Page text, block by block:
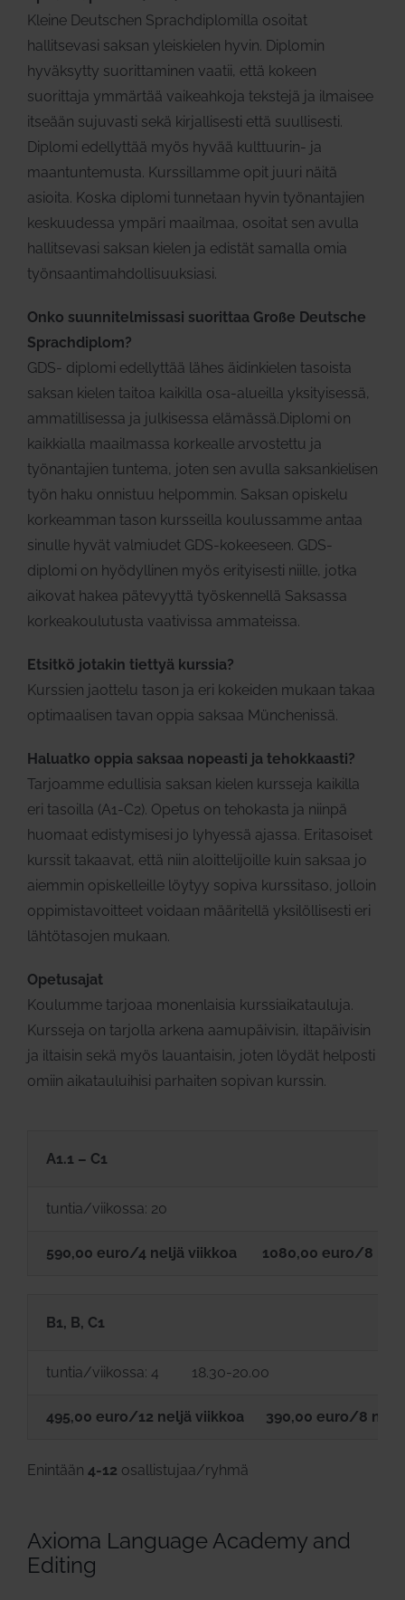
Kleine Deutschen Sprachdiplomilla osoitat
hallitsevasi saksan yleiskielen hyvin. Diplomin
hyväksytty suorittaminen vaatii, että kokeen
suorittaja ymmärtää vaikeahkoja tekstejä ja ilmaisee
itseään sujuvasti sekä kirjallisesti että suullisesti.
Diplomi edellyttää myös hyvää kulttuurin- ja
maantuntemusta. Kurssillamme opit juuri näitä
asioita. Koska diplomi tunnetaan hyvin työnantajien
keskuudessa ympäri maailmaa, osoitat sen avulla
hallitsevasi saksan kielen ja edistät samalla omia
työnsaantimahdollisuuksiasi.
Onko suunnitelmissasi suorittaa Große Deutsche
Sprachdiplom?
GDS- diplomi edellyttää lähes äidinkielen tasoista
saksan kielen taitoa kaikilla osa-alueilla yksityisessä,
ammatillisessa ja julkisessa elämässä.Diplomi on
kaikkialla maailmassa korkealle arvostettu ja
työnantajien tuntema, joten sen avulla saksankielisen
työn haku onnistuu helpommin. Saksan opiskelu
korkeamman tason kursseilla koulussamme antaa
sinulle hyvät valmiudet GDS-kokeeseen. GDS-
diplomi on hyödyllinen myös erityisesti niille, jotka
aikovat hakea pätevyyttä työskennellä Saksassa
korkeakoulutusta vaativissa ammateissa.
Etsitkö jotakin tiettyä kurssia?
Kurssien jaottelu tason ja eri kokeiden mukaan takaa
optimaalisen tavan oppia saksaa Münchenissä.
Haluatko oppia saksaa nopeasti ja tehokkaasti?
Tarjoamme edullisia saksan kielen kursseja kaikilla
eri tasoilla (A1-C2). Opetus on tehokasta ja niinpä
huomaat edistymisesi jo lyhyessä ajassa. Eritasoiset
kurssit takaavat, että niin aloittelijoille kuin saksaa jo
aiemmin opiskelleille löytyy sopiva kurssitaso, jolloin
oppimistavoitteet voidaan määritellä yksilöllisesti eri
lähtötasojen mukaan.
Opetusajat
Koulumme tarjoaa monenlaisia kurssiaikatauluja.
Kursseja on tarjolla arkena aamupäivisin, iltapäivisin
ja iltaisin sekä myös lauantaisin, joten löydät helposti
omiin aikatauluihisi parhaiten sopivan kurssin.
A1.1 – C1
tuntia/viikossa: 20
590,00 euro/4 neljä viikkoa 1080,00 euro/8
B1, B, C1
tuntia/viikossa: 4 18.30-20.00
495,00 euro/12 neljä viikkoa 390,00 euro/8
Enintään 4-12 osallistujaa/ryhmä
Axioma Language Academy and
Editing